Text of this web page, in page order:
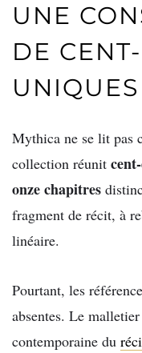
UNE
DE
UNIQUES
Mythica ne se lit pas
collection réunit
onze chapitres
fragment de récit, à
linéaire.
Pourtant, les
absentes. Le
contemporaine du